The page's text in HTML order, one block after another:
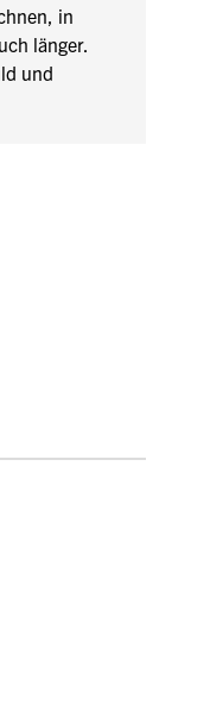
in
länger.
und